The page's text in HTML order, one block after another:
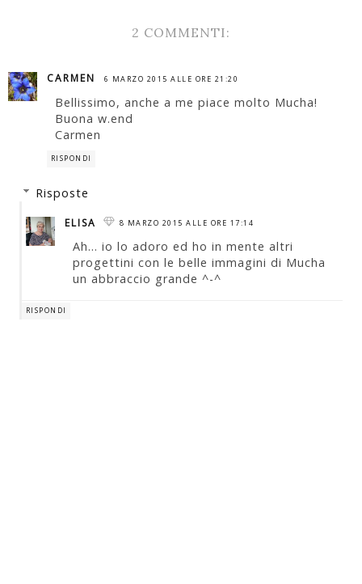
2 COMMENTI:
CARMEN 6 MARZO 2015 ALLE ORE 21:20
Bellissimo, anche a me piace molto Mucha!
Buona w.end
Carmen
RISPONDI
Risposte
ELISA 8 MARZO 2015 ALLE ORE 17:14
Ah... io lo adoro ed ho in mente altri
progettini con le belle immagini di Mucha
un abbraccio grande ^-^
RISPONDI